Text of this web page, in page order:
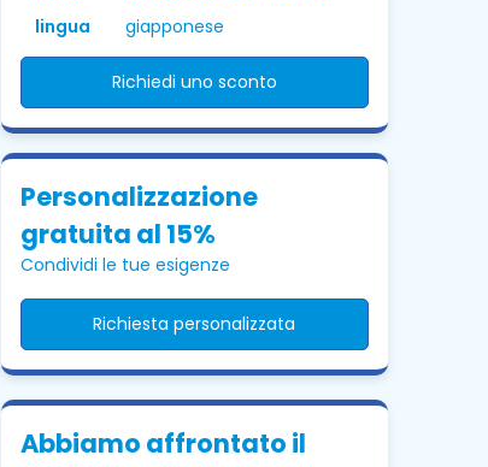
lingua
giapponese
Richiedi uno sconto
Personalizzazione
gratuita al 15%
Condividi le tue esigenze
Richiesta personalizzata
Abbiamo affrontato il